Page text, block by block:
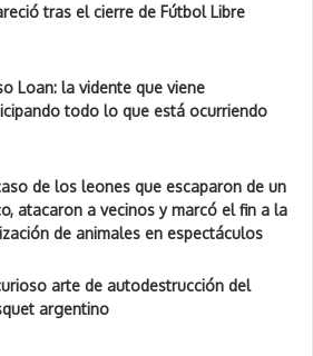
tras el cierre de Fútbol Libre
Loan: la vidente que viene
todo lo que está ocurriendo
de los leones que escaparon de un
atacaron a vecinos y marcó el fin a la
de animales en espectáculos
arte de autodestrucción del
argentino